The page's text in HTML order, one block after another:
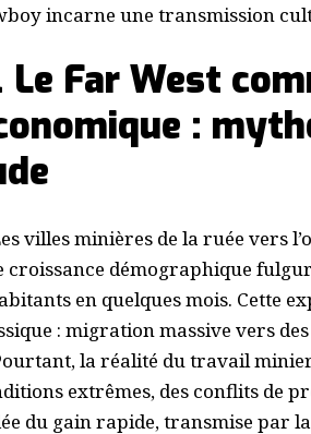
incarne une transmission
Le Far West
:
villes minières de la ruée vers
croissance démographique
en quelques mois. Cette
: migration massive vers
la réalité du travail
extrêmes, des conflits de
du gain rapide, transmise par